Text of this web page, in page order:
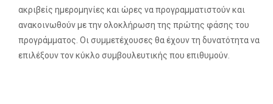
ακριβείς ημερομηνίες και ώρες να προγραμματιστούν και
ανακοινωθούν με την ολοκλήρωση της πρώτης φάσης του
προγράμματος. Οι συμμετέχουσες θα έχουν τη δυνατότητα να
επιλέξουν τον κύκλο συμβουλευτικής που επιθυμούν.